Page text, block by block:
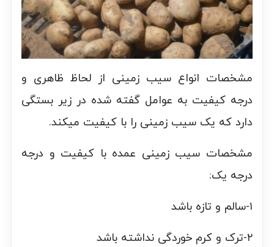
مشخصات انواع سیب زمینی از لحاظ ظاهری و
درجه کیفیت به عوامل گفته شده در زیر بستگی
دارد که یک سیب زمینی را با کیفیت میکند.
مشخصات سیب زمینی عمده با کیفیت و درجه
درجه یک:
۱-سالم و تازه باشد
۲-ترک و کرم خوردگی نداشته باشد